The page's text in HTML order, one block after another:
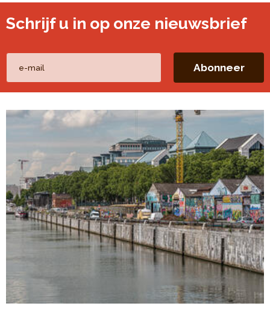
Schrijf u in op onze nieuwsbrief